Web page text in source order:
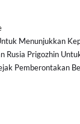
Menunjukkan
Rusia Prigozhin
Pemberontakan